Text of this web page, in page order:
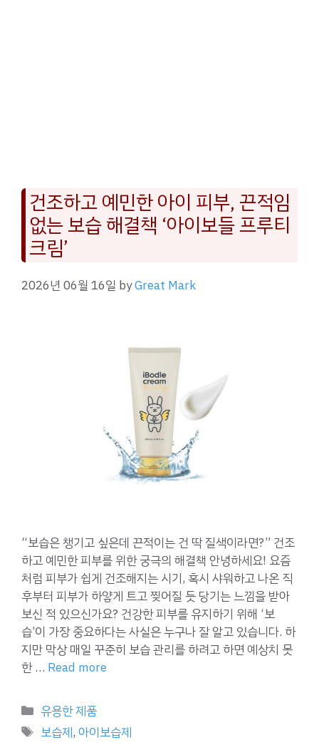
건조하고 예민한 아이 피부, 끈적임
없는 보습 해결책 ‘아이보들 프루티
크림’
2026년 06월 16일 byGreat Mark
“보습은 챙기고 싶은데 끈적이는 건 딱 질색이라면?” 건조
하고 예민한 피부를 위한 궁극의 해결책 안녕하세요! 요즘
처럼 피부가 쉽게 건조해지는 시기, 혹시 샤워하고 나온 직
후부터 피부가 하얗게 트고 찢어질 듯 당기는 느낌을 받아
보신 적 있으신가요? 건강한 피부를 유지하기 위해 ‘보
습’이 가장 중요하다는 사실은 누구나 잘 알고 있습니다. 하
지만 막상 매일 꾸준히 보습 관리를 하려고 하면 예상치 못
한 … Read more
Categories
유용한 제품
Tags
보습제,아이보습제